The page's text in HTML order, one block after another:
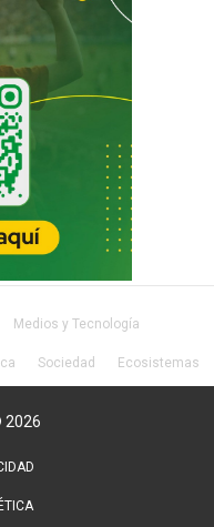
Medios y Tecnología
Sociedad Ecosistemas
2026